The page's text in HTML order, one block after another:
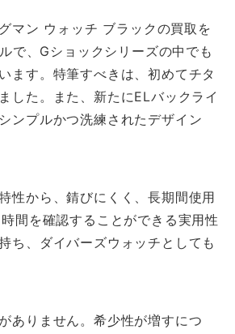
マン ウォッチ ブラックの買取を
で、Gショックシリーズの中でも
ます。特筆すべきは、初めてチタ
した。また、新たにELバックライ
ンプルかつ洗練されたデザイン
性から、錆びにくく、長期間使用
間を確認することができる実用性
ち、ダイバーズウォッチとしても
ありません。希少性が増すにつ